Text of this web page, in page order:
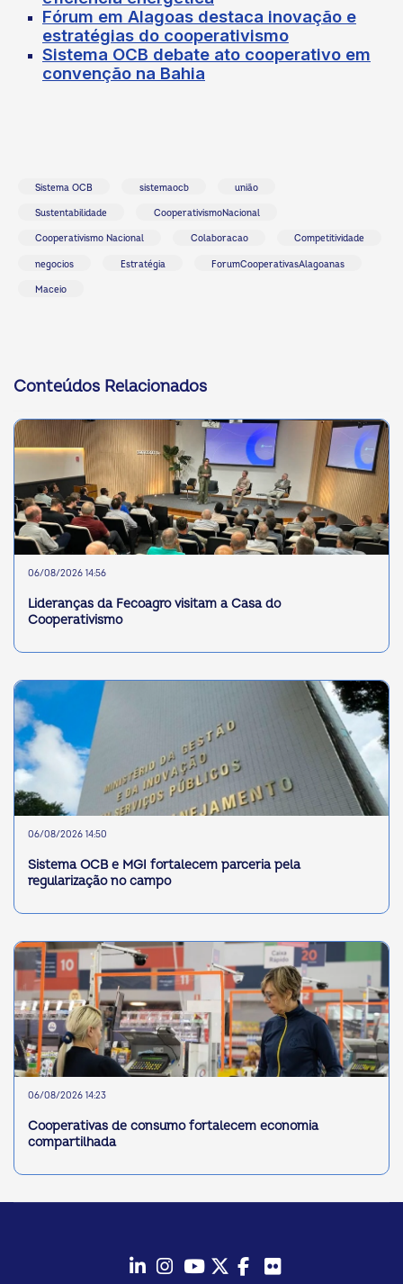
Fórum em Alagoas destaca inovação e
estratégias do cooperativismo
Sistema OCB debate ato cooperativo em
convenção na Bahia
Sistema OCB sistemaocb união
Sustentabilidade CooperativismoNacional
Cooperativismo Nacional Colaboracao Competitividade
negocios Estratégia ForumCooperativasAlagoanas
Maceio
Conteúdos Relacionados
06/08/2026 14:56
Lideranças da Fecoagro visitam a Casa do
Cooperativismo
06/08/2026 14:50
Sistema OCB e MGI fortalecem parceria pela
regularização no campo
06/08/2026 14:23
Cooperativas de consumo fortalecem economia
compartilhada